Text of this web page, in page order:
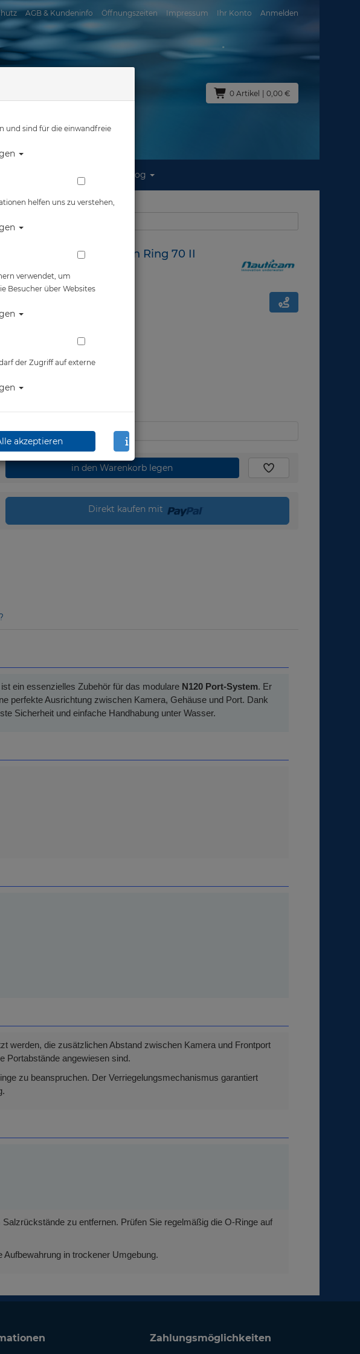
AGB & Kundeninfo Öffnungszeiten Impressum Ihr Konto Anmelden
0 Artikel | 0,00 €
Reisen Blog
70mm - N120 Extension Ring 70 II
70mm - N120 Extension Ring 70 II
in den Warenkorb legen
Direkt kaufen mit
ein essenzielles Zubehör für das modulare N120 Port-System. Er
perfekte Ausrichtung zwischen Kamera, Gehäuse und Port. Dank
Sicherheit und einfache Handhabung unter Wasser.
werden, die zusätzlichen Abstand zwischen Kamera und Frontport
Portabstände angewiesen sind.
zu beanspruchen. Der Verriegelungsmechanismus garantiert
zu entfernen. Prüfen Sie regelmäßig die O-Ringe auf
Aufbewahrung in trockener Umgebung.
Zahlungsmöglichkeiten
und sind für die einwandfreie
helfen uns zu verstehen,
verwendet, um
Besucher über Websites
der Zugriff auf externe
akzeptieren